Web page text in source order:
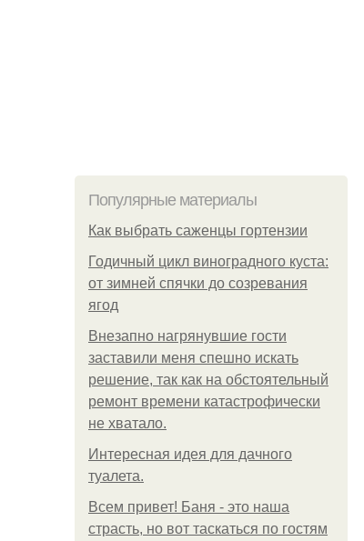
Популярные материалы
Как выбрать саженцы гортензии
Годичный цикл виноградного куста:
от зимней спячки до созревания
ягод
Внезапно нагрянувшие гости
заставили меня спешно искать
решение, так как на обстоятельный
ремонт времени катастрофически
не хватало.
Интересная идея для дачного
туалета.
Всем привет! Баня - это наша
страсть, но вот таскаться по гостям